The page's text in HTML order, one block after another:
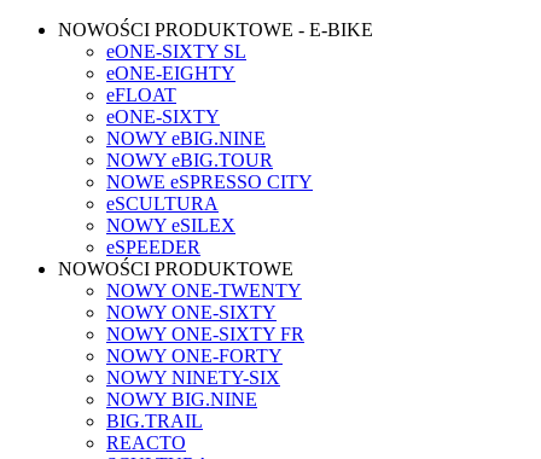
NOWOŚCI PRODUKTOWE - E-BIKE
eONE-SIXTY SL
eONE-EIGHTY
eFLOAT
eONE-SIXTY
NOWY eBIG.NINE
NOWY eBIG.TOUR
NOWE eSPRESSO CITY
eSCULTURA
NOWY eSILEX
eSPEEDER
NOWOŚCI PRODUKTOWE
NOWY ONE-TWENTY
NOWY ONE-SIXTY
NOWY ONE-SIXTY FR
NOWY ONE-FORTY
NOWY NINETY-SIX
NOWY BIG.NINE
BIG.TRAIL
REACTO